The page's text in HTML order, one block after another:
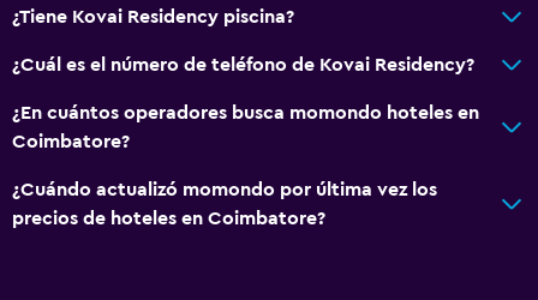
¿Tiene Kovai Residency piscina?
¿Cuál es el número de teléfono de Kovai Residency?
¿En cuántos operadores busca momondo hoteles en
Coimbatore?
¿Cuándo actualizó momondo por última vez los
precios de hoteles en Coimbatore?